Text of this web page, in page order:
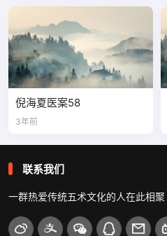
倪海夏医案58
3年前
联系我们
一群热爱传统五术文化的人在此相聚